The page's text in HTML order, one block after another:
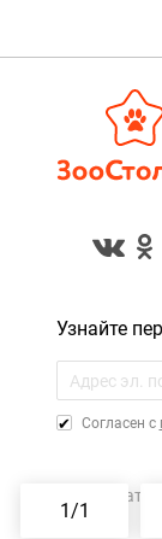
1/1
Узнайте
Cогласен с